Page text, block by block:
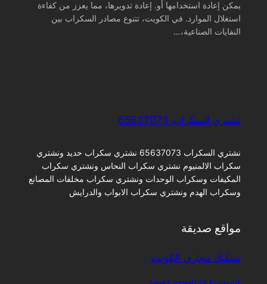
يمكن إعادة استخدامها أو. إعادة تدويرها، مما يعزز من كفاءة
استغلال الموارد. في الكويت، تتنوع مصادر السكراب بين
النفايات الصناعية،…
نشتري السكراب ​65637073
نشتري السكراب 65637073 نشتري سكراب حديد ونشتري
سكراب الالمنيوم نشتري سكراب النحاس ونشتري سكراب
المكيفات وسكراب الوحدات ونشتري سكراب مخلفات المصانع
وسكراب الهدم ونشتري سكراب الابواب والدرايش
مواقع صديقة
تسليك مجاري الكويت